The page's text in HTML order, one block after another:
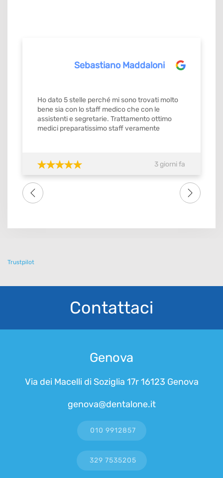
Sebastiano Maddaloni
3 giorni fa
Ho dato 5 stelle perché mi sono trovati molto
bene sia con lo staff medico che con le
assistenti e segretarie. Trattamento ottimo
medici preparatissimo staff veramente
massimo del voto SI meritebbe anche 10.
one . Grazie di tutto a tutto lo staff
Trustpilot
Contattaci
Genova
Via dei Macelli di Soziglia 17r 16123 Genova
genova@dentalone.it
010 9912857
329 7535205